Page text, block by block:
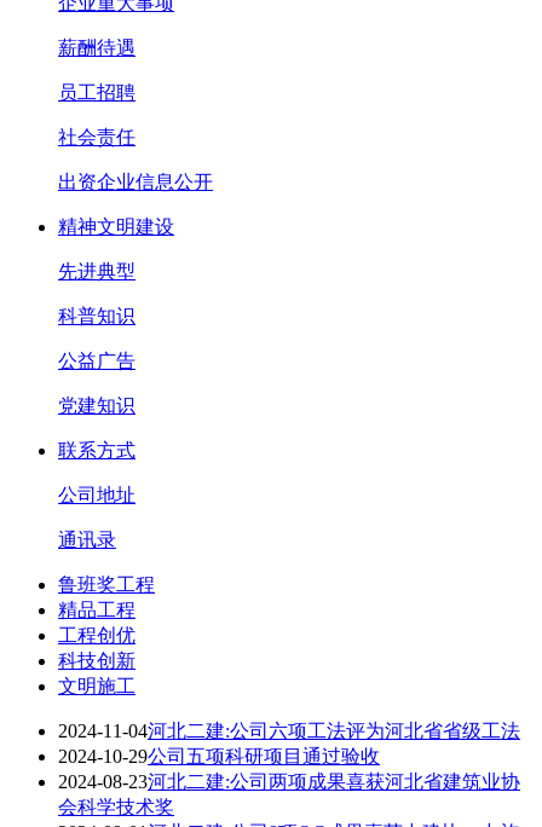
薪酬待遇
员工招聘
社会责任
出资企业信息公开
精神文明建设
先进典型
科普知识
公益广告
党建知识
联系方式
公司地址
通讯录
鲁班奖工程
精品工程
工程创优
科技创新
文明施工
2024-11-04河北二建:公司六项工法评为河北省省级工法
2024-10-29公司五项科研项目通过验收
2024-08-23河北二建:公司两项成果喜获河北省建筑业协
会科学技术奖